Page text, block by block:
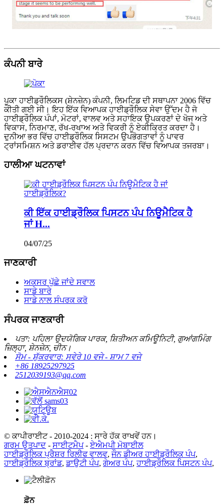
ਕੰਪਨੀ ਬਾਰੇ
ਪੂਕਾ ਹਾਈਡ੍ਰੌਲਿਕਸ (ਸ਼ੇਨਜ਼ੇਨ) ਕੰਪਨੀ, ਲਿਮਟਿਡ ਦੀ ਸਥਾਪਨਾ 2006 ਵਿੱਚ
ਕੀਤੀ ਗਈ ਸੀ। ਇਹ ਇੱਕ ਵਿਆਪਕ ਹਾਈਡ੍ਰੌਲਿਕ ਸੇਵਾ ਉੱਦਮ ਹੈ ਜੋ
ਹਾਈਡ੍ਰੌਲਿਕ ਪੰਪਾਂ, ਮੋਟਰਾਂ, ਵਾਲਵ ਅਤੇ ਸਹਾਇਕ ਉਪਕਰਣਾਂ ਦੇ ਖੋਜ ਅਤੇ
ਵਿਕਾਸ, ਨਿਰਮਾਣ, ਰੱਖ-ਰਖਾਅ ਅਤੇ ਵਿਕਰੀ ਨੂੰ ਏਕੀਕ੍ਰਿਤ ਕਰਦਾ ਹੈ।
ਦੁਨੀਆ ਭਰ ਵਿੱਚ ਹਾਈਡ੍ਰੌਲਿਕ ਸਿਸਟਮ ਉਪਭੋਗਤਾਵਾਂ ਨੂੰ ਪਾਵਰ
ਟ੍ਰਾਂਸਮਿਸ਼ਨ ਅਤੇ ਡਰਾਈਵ ਹੱਲ ਪ੍ਰਦਾਨ ਕਰਨ ਵਿੱਚ ਵਿਆਪਕ ਤਜਰਬਾ।
ਹਾਲੀਆ ਘਟਨਾਵਾਂ
ਕੀ ਇੱਕ ਹਾਈਡ੍ਰੌਲਿਕ ਪਿਸਟਨ ਪੰਪ ਨਿਊਮੈਟਿਕ ਹੈ
ਜਾਂ H...
04/07/25
ਜਾਣਕਾਰੀ
ਅਕਸਰ ਪੁੱਛੇ ਜਾਂਦੇ ਸਵਾਲ
ਸਾਡੇ ਬਾਰੇ
ਸਾਡੇ ਨਾਲ ਸੰਪਰਕ ਕਰੋ
ਸੰਪਰਕ ਜਾਣਕਾਰੀ
ਪਤਾ: ਪਹਿਲਾ ਉਦਯੋਗਿਕ ਪਾਰਕ, ​​ਸ਼ਿਤੀਅਨ ਕਮਿਊਨਿਟੀ, ਗੁਆਂਗਮਿੰਗ
ਜ਼ਿਲ੍ਹਾ, ਸ਼ੇਨਜ਼ੇਨ, ਚੀਨ।
ਸੋਮ - ਸ਼ੁੱਕਰਵਾਰ: ਸਵੇਰੇ 10 ਵਜੇ - ਸ਼ਾਮ 7 ਵਜੇ
+86 18925297925
2512039193@qq.com
© ਕਾਪੀਰਾਈਟ - 2010-2024 : ਸਾਰੇ ਹੱਕ ਰਾਖਵੇਂ ਹਨ।
ਗਰਮ ਉਤਪਾਦ - ਸਾਈਟਮੈਪ-ਏਐਮਪੀ ਮੋਬਾਈਲ
ਹਾਈਡ੍ਰੌਲਿਕ ਪ੍ਰੈਸ਼ਰ ਰਿਲੀਫ ਵਾਲਵ,ਜੌਨ ਡੀਅਰ ਹਾਈਡ੍ਰੌਲਿਕ ਪੰਪ,
ਹਾਈਡ੍ਰੌਲਿਕ ਬ੍ਰਾਂਡ,ਡਾਉਟੀ ਪੰਪ, ਗੇਅਰ ਪੰਪ,ਹਾਈਡ੍ਰੌਲਿਕ ਪਿਸਟਨ ਪੰਪ,
ਫ਼ੋਨ